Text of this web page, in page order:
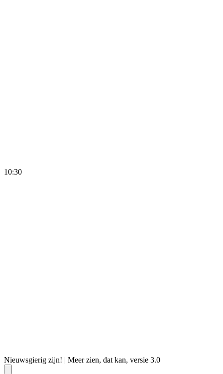
10:30
Nieuwsgierig zijn! | Meer zien, dat kan, versie 3.0